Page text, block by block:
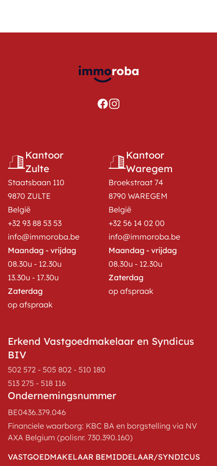
Kantoor
Zulte
Staatsbaan 110
9870 ZULTE
België
+32 93 88 53 53
info@immoroba.be
Maandag - vrijdag
08.30u - 12.30u
13.30u - 17.30u
Zaterdag
op afspraak
Kantoor
Waregem
Broekstraat 74
8790 WAREGEM
België
+32 56 14 02 00
info@immoroba.be
Maandag - vrijdag
08.30u - 12.30u
Zaterdag
op afspraak
Erkend Vastgoedmakelaar en Syndicus
BIV
502 572 - 505 802 - 510 180
513 275 - 518 116
Ondernemingsnummer
BE0436.379.046
Financiele waarborg: KBC BA en borgstelling via NV
AXA Belgium (polisnr. 730.390.160)
VASTGOEDMAKELAAR BEMIDDELAAR/SYNDICUS